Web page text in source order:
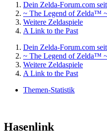
Dein Zelda-Forum.com
~ The Legend of Zelda™
Weitere Zeldaspiele
A Link to the Past
Dein Zelda-Forum.com
~ The Legend of Zelda™
Weitere Zeldaspiele
A Link to the Past
Themen-Statistik
Hasenlink